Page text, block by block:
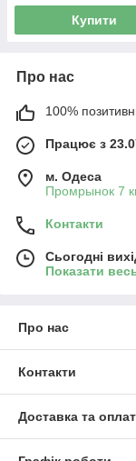
Купити
Про нас
100%
Працює з
м. Одеса
Промрынок 7
Контакти
Сьогодні
Показати
Про нас
Контакти
Доставка та